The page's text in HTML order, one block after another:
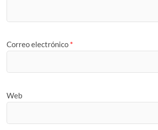
Correo electrónico *
Web